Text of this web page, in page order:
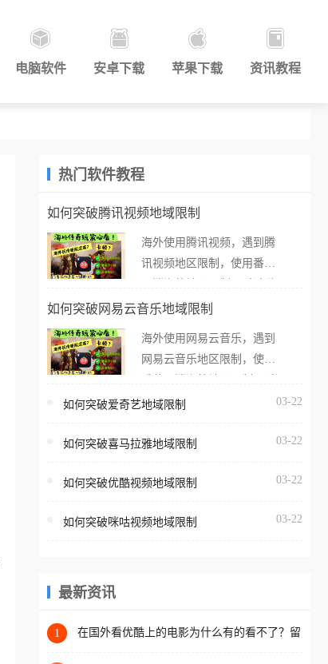
电脑软件 安卓下载 苹果下载 资讯教程
热门软件教程
如何突破腾讯视频地域限制
海外使用腾讯视频，遇到腾
讯视频地区限制，使用番茄
外打开腾讯视频，却突然弹
地区无法播放”的提示语。
海外用户如香港、澳门、台
亚、欧洲等国家和地区时，
台一样，出现地区及版权限
地区播放。 遇到这个问题的
区工作、留学、定居等，都
如何突破网易云音乐地域限制
海外使用网易云音乐，遇到
网易云音乐地区限制，使用
在海外打开网易云音乐，却
所在的地区无法播放”的提示
门、台湾、美国、加拿大、
区时，网易云音乐也会像其
回国加速器，即可解决「海
如何突破爱奇艺地域限制 03-22
如何突破喜马拉雅地域限制 03-22
如何突破优酷视频地域限制 03-22
如何突破咪咕视频地域限制 03-22
最新资讯
1
在国外看优酷上的电影为什么有的看不了？留